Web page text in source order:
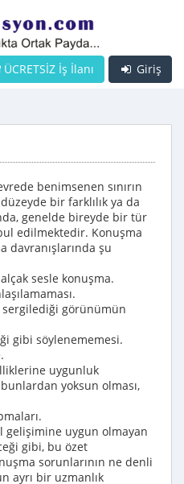
Giriş
ÜCRETSİZ İş İlanı
benimsenen sınırın
bir farklılık ya da
genelde bireyde bir tür
edilmektedir. Konuşma
davranışlarında şu
sesle konuşma.
sergilediği görünümün
gibi söylenememesi.
uygunluk
yoksun olması,
gelişimine uygun olmayan
gibi, bu özet
sorunlarının ne denli
ayrı bir uzmanlık